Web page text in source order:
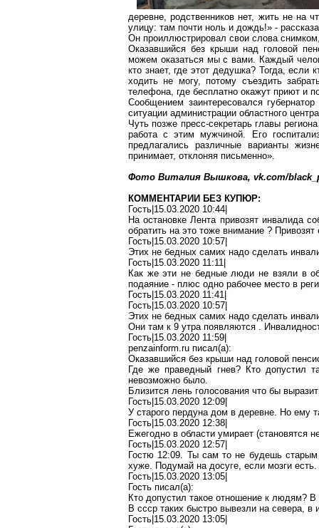
деревне, родственников нет, жить не на
улицу: там почти ноль и дождь!» -
Он проиллюстрировал свои слова
Оказавшийся без крыши над головой
можем оказаться мы с вами. Каждый
кто знает, где этот дедушка? Тогда,
ходить не могу, потому съездить
телефона, где бесплатно окажут приют и
Сообщением заинтересовался
ситуации администрации областного
Чуть позже пресс-секретарь главы
работа с этим мужчиной. Его
предлагались различные варианты
принимает, отклоняя письменно».
Фото Виталия Вышкова, vk.com/
КОММЕНТАРИИ БЕЗ КУПЮР:
Гость|15.03.2020 10:44|
На остановке Лента привозят инвалида
обратить на это тоже внимание ? Привозят
Гость|15.03.2020 10:57|
Этих не бедных самих надо сделать
Гость|15.03.2020 11:11|
Как же эти не бедные люди не взяли в
подаяние - плюс одно рабочее место в
Гость|15.03.2020 11:41|
Гость|15.03.2020 10:57|
Этих не бедных самих надо сделать
Они там к 9 утра появляются .
Гость|15.03.2020 11:59|
penzainform.ru писал(a):
Оказавшийся без крыши над головой
Где же праведный гнев? Кто допустил
невозможно было.
Близится лень голосования что бы
Гость|15.03.2020 12:09|
У старого пердунадом в деревне. Но ему
Гость|15.03.2020 12:38|
Ежегодно в области умирает (становятся
Гость|15.03.2020 12:57|
Гостю 12:09. Ты сам то не будешь
хуже. Подумай на досуге, если мозги есть.
Гость|15.03.2020 13:05|
Гость писал(a):
Кто допустил такое отношение к людям?
В ссср таких быстро вывезли на севера, в
Гость|15.03.2020 13:05|